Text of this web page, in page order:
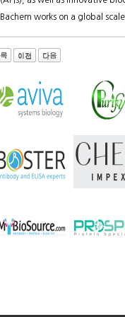
Bachem works on a global